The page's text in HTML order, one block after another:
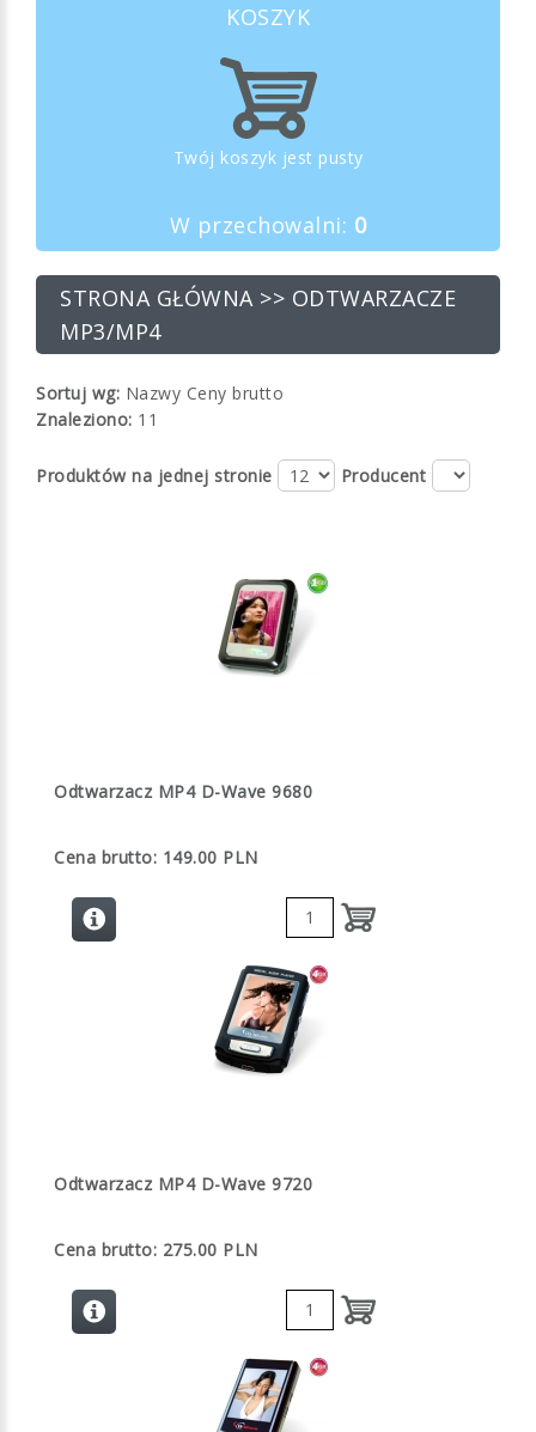
KOSZYK
Twój koszyk jest pusty
W przechowalni: 0
STRONA GŁÓWNA >> ODTWARZACZE
MP3/MP4
Sortuj wg: Nazwy Ceny brutto
Znaleziono: 11
Produktów na jednej stronie Producent
Odtwarzacz MP4 D-Wave 9680
Cena brutto: 149.00 PLN
Odtwarzacz MP4 D-Wave 9720
Cena brutto: 275.00 PLN